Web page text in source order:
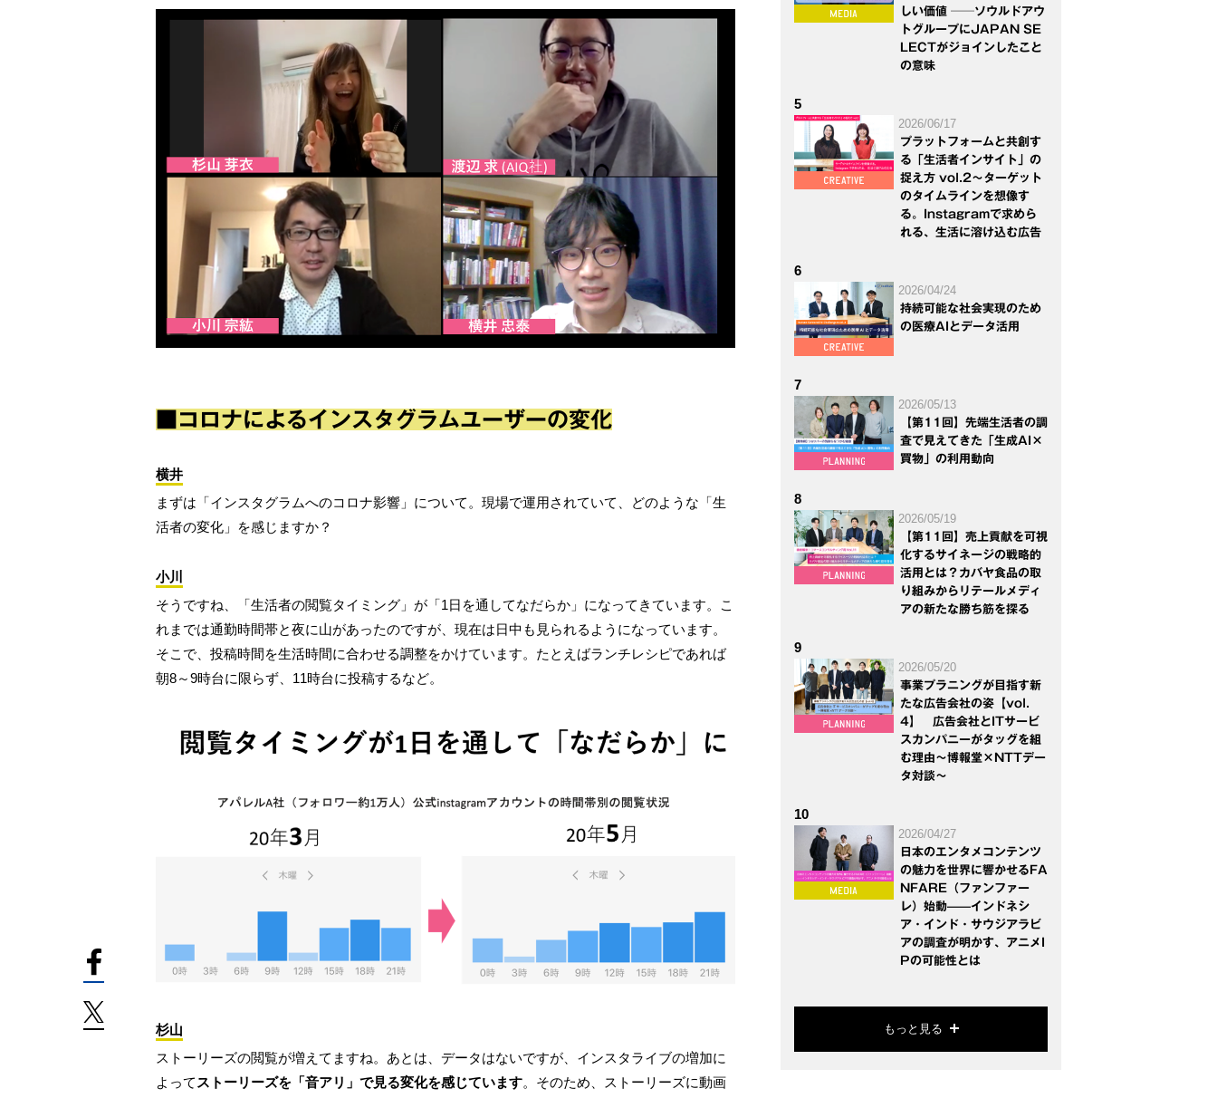
■コロナによるインスタグラムユーザーの変化
横井
まずは「インスタグラムへのコロナ影響」について。現場で運用されていて、どのような「生
活者の変化」を感じますか？
小川
そうですね、「生活者の閲覧タイミング」が「1日を通してなだらか」になってきています。こ
れまでは通勤時間帯と夜に山があったのですが、現在は日中も見られるようになっています。
そこで、投稿時間を生活時間に合わせる調整をかけています。たとえばランチレシピであれば
朝8～9時台に限らず、11時台に投稿するなど。
杉山
ストーリーズの閲覧が増えてますね。あとは、データはないですが、インスタライブの増加に
よって ストーリーズを「音アリ」で見る変化を感じています。そのため、ストーリーズに動画
しい価値 ──ソウルドアウ
トグループにJAPAN SE
LECTがジョインしたこと
の意味
5
2026/06/17
プラットフォームと共創す
る「生活者インサイト」の
捉え方 vol.2～ターゲット
のタイムラインを想像す
る。Instagramで求めら
れる、生活に溶け込む広告
6
2026/04/24
持続可能な社会実現のため
の医療AIとデータ活用
7
2026/05/13
【第11回】先端生活者の調
査で見えてきた「生成AI×
買物」の利用動向
8
2026/05/19
【第11回】売上貢献を可視
化するサイネージの戦略的
活用とは？カバヤ食品の取
り組みからリテールメディ
アの新たな勝ち筋を探る
9
2026/05/20
事業プラニングが目指す新
たな広告会社の姿【vol.
4】 広告会社とITサービ
スカンパニーがタッグを組
む理由～博報堂×NTTデー
タ対談～
10
2026/04/27
日本のエンタメコンテンツ
の魅力を世界に響かせるFA
NFARE（ファンファー
レ）始動——インドネシ
ア・インド・サウジアラビ
アの調査が明かす、アニメI
Pの可能性とは
もっと見る